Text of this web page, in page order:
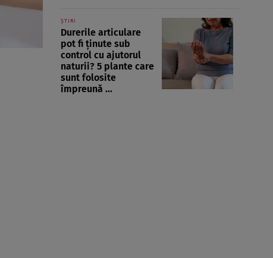
ȘTIRI
Durerile articulare
pot fi ținute sub
control cu ajutorul
naturii? 5 plante care
sunt folosite
împreună ...